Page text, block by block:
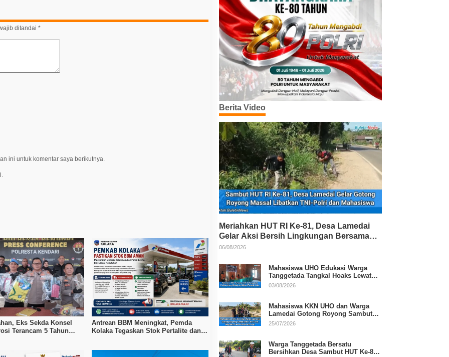
ditandai *
ini untuk komentar saya berikutnya.
Eks Sekda Konsel
Terancam 5 Tahun
Antrean BBM Meningkat, Pemda
Kolaka Tegaskan Stok Pertalite dan
Berita Video
Meriahkan HUT RI Ke-81, Desa Lamedai
Gelar Aksi Bersih Lingkungan Bersama
TNI-Polri
06/08/2026
Mahasiswa UHO Edukasi Warga
Tanggetada Tangkal Hoaks Lewat
Program Literasi
03/08/2026
Mahasiswa KKN UHO dan Warga
Lamedai Gotong Royong Sambut
HUT Ke-81 RI
25/07/2026
Warga Tanggetada Bersatu
Bersihkan Desa Sambut HUT Ke-81